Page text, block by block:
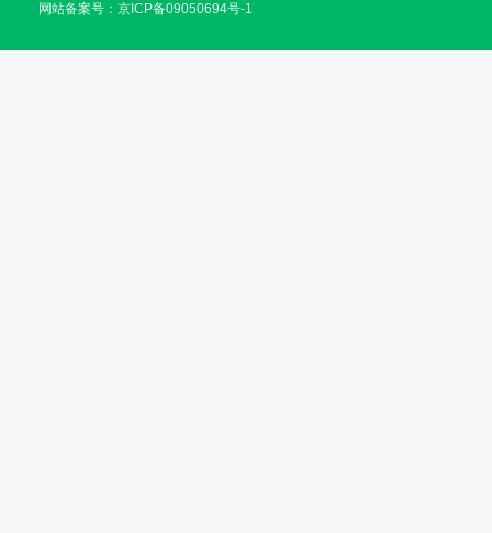
网站备案号：京ICP备09050694号-1